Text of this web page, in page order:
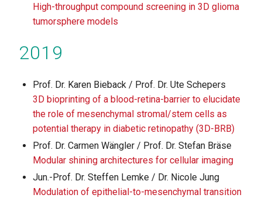
High-throughput compound screening in 3D glioma
tumorsphere models
2019
Prof. Dr. Karen Bieback / Prof. Dr. Ute Schepers
3D bioprinting of a blood-retina-barrier to elucidate
the role of mesenchymal stromal/stem cells as
potential therapy in diabetic retinopathy (3D-BRB)
Prof. Dr. Carmen Wängler / Prof. Dr. Stefan Bräse
Modular shining architectures for cellular imaging
Jun.-Prof. Dr. Steffen Lemke / Dr. Nicole Jung
Modulation of epithelial-to-mesenchymal transition